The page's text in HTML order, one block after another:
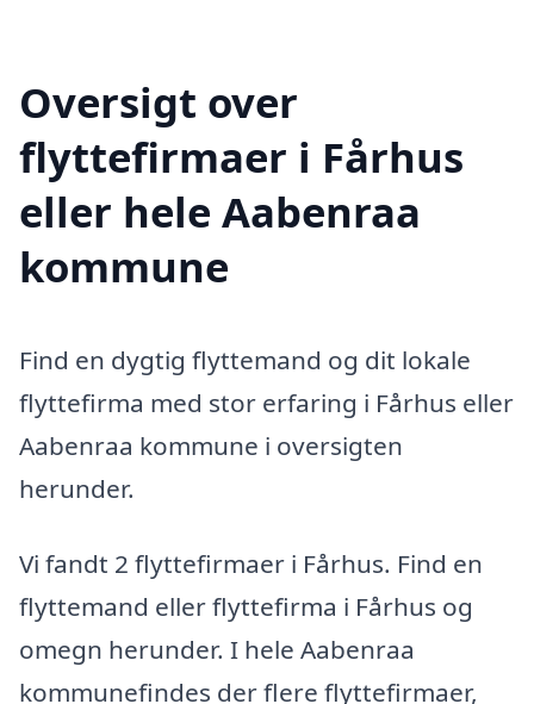
Oversigt over
flyttefirmaer i Fårhus
eller hele Aabenraa
kommune
Find en dygtig flyttemand og dit lokale
flyttefirma med stor erfaring i Fårhus eller
Aabenraa kommune i oversigten
herunder.
Vi fandt 2 flyttefirmaer i Fårhus. Find en
flyttemand eller flyttefirma i Fårhus og
omegn herunder. I hele Aabenraa
kommunefindes der flere flyttefirmaer,